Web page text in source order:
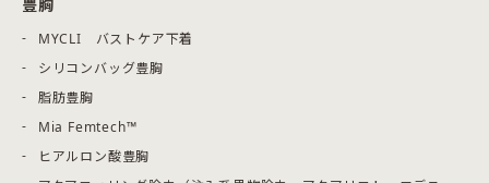
豊胸
MYCLI バストケア下着
シリコンバッグ豊胸
脂肪豊胸
Mia Femtech™
ヒアルロン酸豊胸